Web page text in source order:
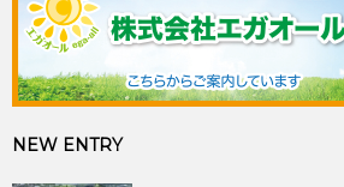
NEW ENTRY